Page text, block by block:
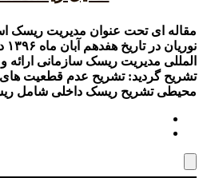
مقاله ای تحت عنوان مدیریت ریسک
المللی مدیریت ریسک سازمانی
تشریح گردید: تشریح عدم قطعیت
محیطی تشریح ریسک داخلی شامل